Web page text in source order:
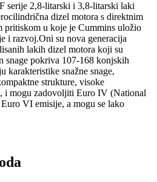
serije 2,8-litarski i 3,8-litarski laki
dizel motora s direktnim
pritiskom u koje je Cummins uložio
i razvoj.Oni su nova generacija
lakih dizel motora koji su
snage pokriva 107-168 konjskih
karakteristike snažne snage,
strukture, visoke
i mogu zadovoljiti Euro IV (National
VI emisije, a mogu se lako